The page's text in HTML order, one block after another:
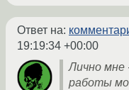
Ответ на:
19:19:34 +00:00
Лично мне
работы